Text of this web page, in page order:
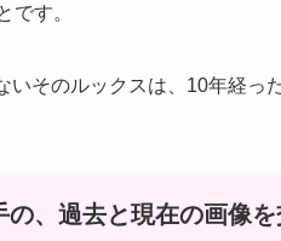
です。
そのルックスは、10年経っ
、過去と現在の画像